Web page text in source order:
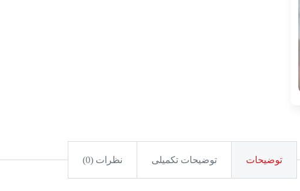
توضیحات توضیحات تکمیلی نظرات (0)